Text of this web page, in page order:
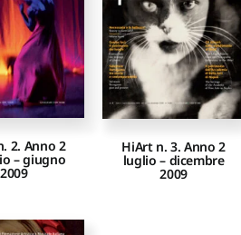
2. Anno 2
– giugno
2009
HiArt n. 3. Anno 2
luglio – dicembre
2009